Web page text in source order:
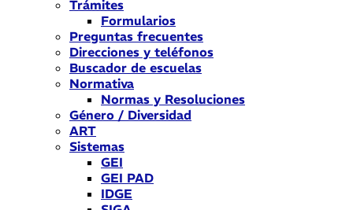
Trámites
Formularios
Preguntas frecuentes
Direcciones y teléfonos
Buscador de escuelas
Normativa
Normas y Resoluciones
Género / Diversidad
ART
Sistemas
GEI
GEI PAD
IDGE